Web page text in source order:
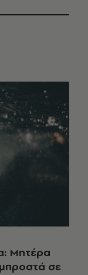
Μητέρα
σε